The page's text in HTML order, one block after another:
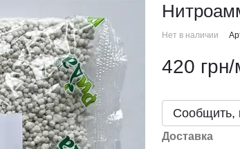
Нет в наличии
420
Сообщить,
Доставка